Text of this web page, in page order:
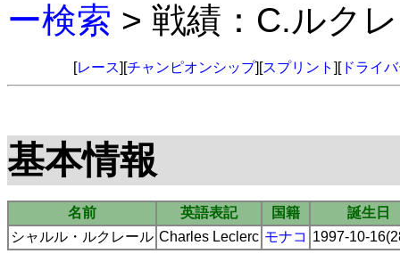
ー検索 > 戦績：C.ルク
[レース][チャンピオンシップ][スプリント ][ドライ
基本情報
名前 英語表記 国籍
誕生日
シャルル・ルクレール Charles Leclerc モナコ 1997-10-